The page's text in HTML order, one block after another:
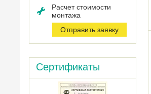
Расчет стоимости
монтажа
Отправить заявку
Сертификаты